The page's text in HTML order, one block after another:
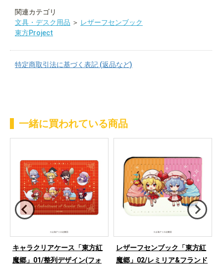
関連カテゴリ
文具・デスク用品 ＞ レザーフセンブック
東方Project
特定商取引法に基づく表記 (返品など)
一緒に買われている商品
キャラクリアケース「東方紅
魔郷」01/整列デザイン(フォ
レザーフセンブック「東方紅
魔郷」02/レミリア&フランド